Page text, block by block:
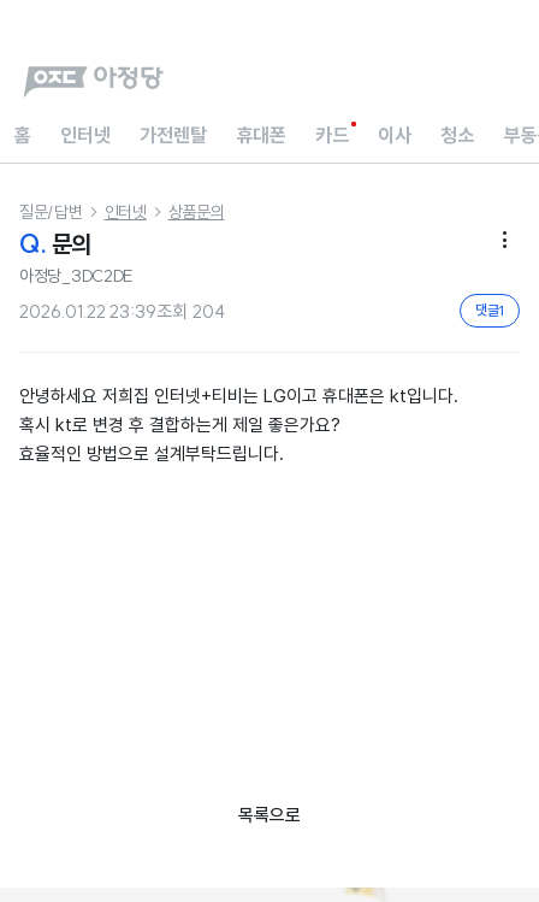
홈 인터넷 가전렌탈 휴대폰 카드 이사 청소 부
질문/답변  인터넷  상품문의
Q. 문의 
아정당_3DC2DE
2026.01.22 23:39조회 204 댓글1
안녕하세요 저희집 인터넷+티비는 LG이고 휴대폰은 kt입니다.
혹시 kt로 변경 후 결합하는게 제일 좋은가요?
효율적인 방법으로 설계부탁드립니다.
목록으로